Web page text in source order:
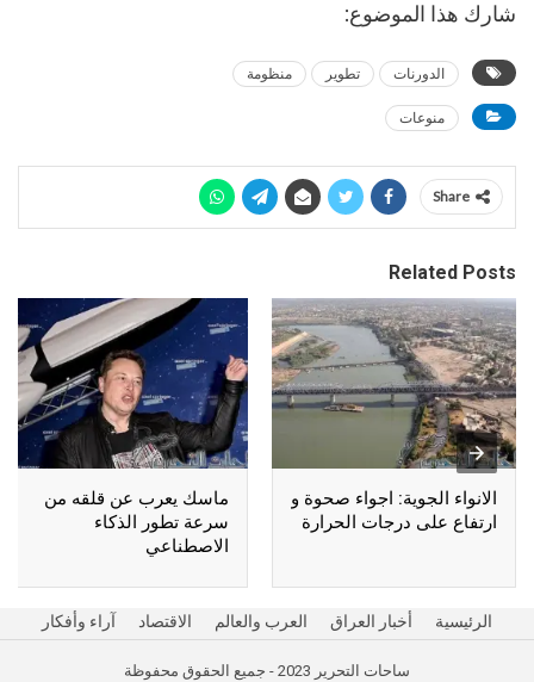
شارك هذا الموضوع:
الدورنات تطوير منظومة
منوعات
Share
Related Posts
الانواء الجوية: اجواء صحوة و
ارتفاع على درجات الحرارة
ماسك يعرب عن قلقه من
سرعة تطور الذكاء
الاصطناعي
الرئيسية أخبار العراق العرب والعالم الاقتصاد آراء وأفكار
ساحات التحرير 2023 - جميع الحقوق محفوظة